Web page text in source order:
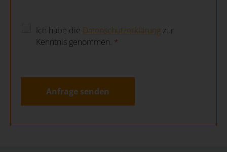
Ich habe die Datenschutzerklärung zur
Kenntnis genommen. *